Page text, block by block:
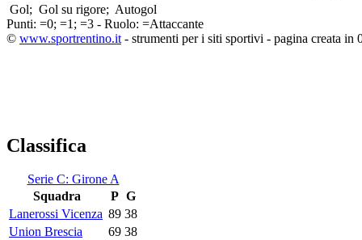
Gol; Gol su rigore; Autogol
Punti: =0; =1; =3 - Ruolo: =Attaccante
© www.sportrentino.it - strumenti per i siti sportivi - pagina creata in
Classifica
Serie C: Girone A
Squadra
P G
Lanerossi Vicenza 89 38
Union Brescia
69 38